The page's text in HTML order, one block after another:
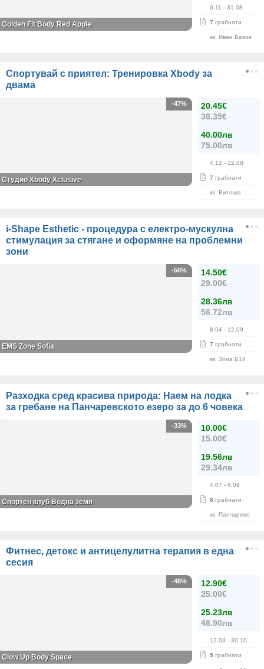
6.11 - 31.08
7 грабнати
кв. Иван Вазов
Golden Fit Body Red Apple
Спортувай с приятел: Тренировка Xbody за
двама
20.45€
38.35€
40.00лв
75.00лв
4.12 - 22.08
7 грабнати
кв. Витоша
-47%
Студио Xbody Xclusive
i-Shape Esthetic - процедура с електро-мускулна
стимулация за стягане и оформяне на проблемни
зони
14.50€
29.00€
28.36лв
56.72лв
8.04 - 12.09
7 грабнати
кв. Зона Б18
-50%
EMS Zone Sofia
Разходка сред красива природа: Наем на лодка
за гребане на Панчаревското езеро за до 6 човека
10.00€
15.00€
19.56лв
29.34лв
4.07 - 6.09
6 грабнати
кв. Панчарево
-33%
Спортен клуб Водна земя
Фитнес, детокс и антицелулитна терапия в една
сесия
12.90€
25.00€
25.23лв
48.90лв
12.03 - 30.10
5 грабнати
-48%
Glow Up Body Space